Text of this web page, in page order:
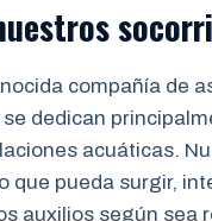
compañía de
dedican
acuáticas.
que pueda surgir,
auxilios según sea